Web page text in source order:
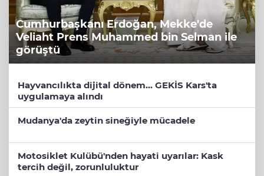
Cumhurbaşkanı Erdoğan, Mekke'de
Veliaht Prens Muhammed bin Selman ile
görüştü
Hayvancılıkta dijital dönem... GEKİS Kars'ta
uygulamaya alındı
Mudanya'da zeytin sineğiyle mücadele
Motosiklet Kulübü'nden hayati uyarılar: Kask
tercih değil, zorunluluktur